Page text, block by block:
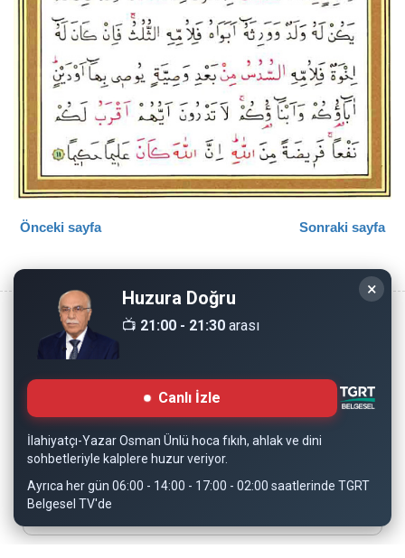
Önceki sayfa Sonraki sayfa
Copyright © 2008 - Dinimiz İslam. Her Hakkı Saklıdır.
Sitemizdeki bilgiler, bütün insanların istifadesi için
hazırlanmıştır. Orijinaline sadık kalmak şartıyla, izin
almaya gerek kalmadan, herkes istediği gibi alıp istifade
edebilir.
×
Huzura Doğru
📺 21:00 - 21:30 arası
Canlı İzle
İlahiyatçı-Yazar Osman Ünlü hoca fıkıh, ahlak ve dini
sohbetleriyle kalplere huzur veriyor.
Ayrıca her gün 06:00 - 14:00 - 17:00 - 02:00 saatlerinde TGRT
Belgesel TV'de